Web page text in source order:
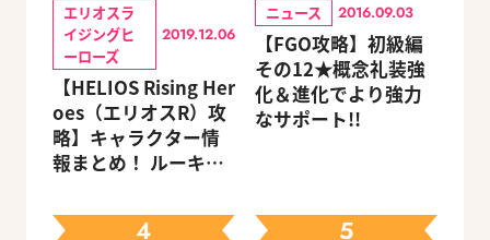
エリオスラ
イジングヒ
ーローズ
2019.12.06
【HELIOS Rising Her
oes（エリオスR）攻
略】キャラクター情
報まとめ！ ルーキ
キャラを網羅（随時
ニュース 2016.09.03
【FGO攻略】初級編
その12★概念礼装強
化＆進化でより強力
なサポート!!
4 5